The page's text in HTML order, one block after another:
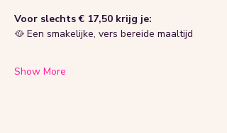
Voor slechts € 17,50 krijg je:
🥘 Een smakelijke, vers bereide maaltijd
Show More